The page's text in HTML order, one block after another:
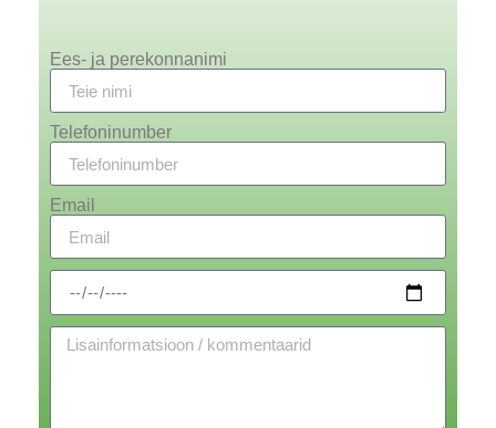
Ees- ja perekonnanimi
Telefoninumber
Email